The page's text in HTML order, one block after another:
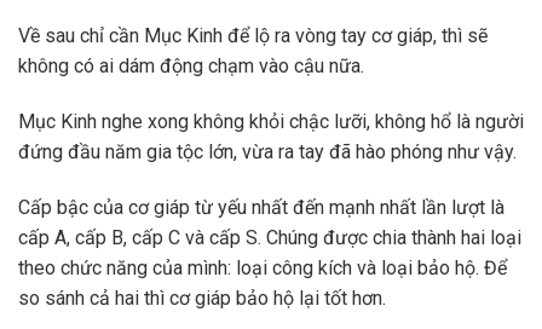
Về sau chỉ cần Mục Kinh để lộ ra vòng tay cơ giáp, thì sẽ
không có ai dám động chạm vào cậu nữa.
Mục Kinh nghe xong không khỏi chậc lưỡi, không hổ là người
đứng đầu năm gia tộc lớn, vừa ra tay đã hào phóng như vậy.
Cấp bậc của cơ giáp từ yếu nhất đến mạnh nhất lần lượt là
cấp A, cấp B, cấp C và cấp S. Chúng được chia thành hai loại
theo chức năng của mình: loại công kích và loại bảo hộ. Để
so sánh cả hai thì cơ giáp bảo hộ lại tốt hơn.